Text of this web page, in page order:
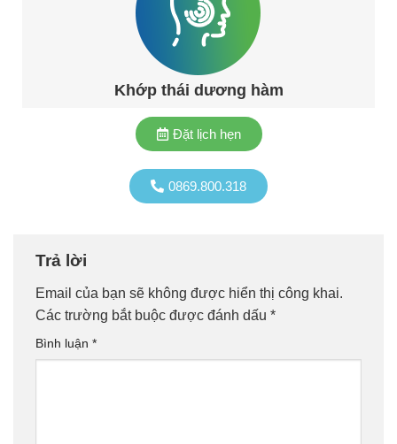
Khớp thái dương hàm
0869.800.318
Đặt lịch hẹn
Trả lời
Email của bạn sẽ không được hiển thị công khai.
Các trường bắt buộc được đánh dấu *
Bình luận *